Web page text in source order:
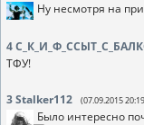
Ну несмотря на
4
ТФУ!
3Stalker112 (07.09.2015
Было интересно